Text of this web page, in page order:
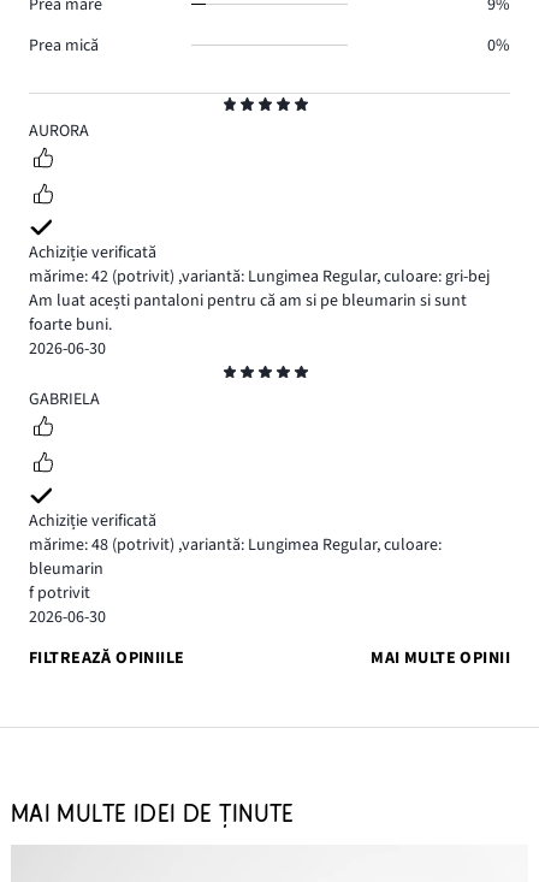
5
AURORA
Achiziție verificată
mărime: 42 (potrivit) ,variantă: Lungimea Regular,culoare: gri-bej
Am luat acești pantaloni pentru că am si pe bleumarin si sunt
foarte buni.
2026-06-30
5
GABRIELA
Achiziție verificată
mărime: 48 (potrivit) ,variantă: Lungimea Regular,culoare:
bleumarin
f potrivit
2026-06-30
FILTREAZĂ OPINIILE
MAI MULTE OPINII
Prea mică
0%
MAI MULTE IDEI DE ȚINUTE